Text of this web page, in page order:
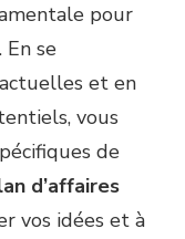
pour
se
et en
vous
de
d’affaires
vos idées et à